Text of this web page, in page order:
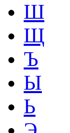
Ш
Щ
Ъ
Ы
Ь